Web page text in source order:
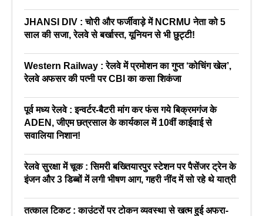
JHANSI DIV : चोरी और फर्जीवाड़े में NCRMU नेता को 5
साल की सजा, रेलवे से बर्खास्त, यूनियन से भी छुट्टी!
Western Railway : रेलवे में प्रमोशन का गुप्त ‘कोचिंग खेल’,
रेलवे अफसर की पत्नी पर CBI का कसा शिकंजा
पूर्व मध्य रेलवे : इन्वर्टर-बैटरी मांग कर फंस गये बिक्रमगंज के
ADEN, जीएम छत्रसाल के कार्यकाल में 10वीं काईवाई से
सवालिया निशान!
रेलवे सुरक्षा में चूक : सिमरी बख्तियारपुर स्टेशन पर पैसेंजर ट्रेन के
इंजन और 3 डिब्बों में लगी भीषण आग, गहरी नींद में सो रहे थे यात्री
तत्काल टिकट : काउंटरों पर टोकन व्यवस्था से खत्म हुई अफरा-